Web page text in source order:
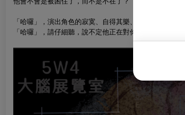
「哈囉」，演出角色的寂寞、自得其樂、想像與期盼
「哈囉」，請仔細聽，說不定他正在對你呼喊，「哈囉